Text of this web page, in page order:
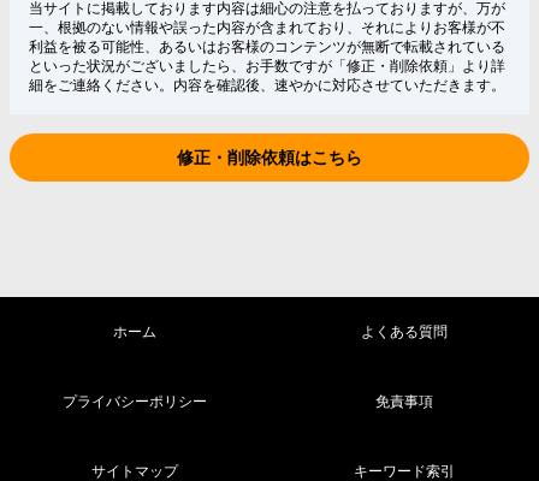
当サイトに掲載しております内容は細心の注意を払っておりますが、万が
一、根拠のない情報や誤った内容が含まれており、それによりお客様が不
利益を被る可能性、あるいはお客様のコンテンツが無断で転載されている
といった状況がございましたら、お手数ですが「修正・削除依頼」より詳
細をご連絡ください。内容を確認後、速やかに対応させていただきます。
修正・削除依頼はこちら
ホーム よくある質問
プライバシーポリシー 免責事項
サイトマップ キーワード索引